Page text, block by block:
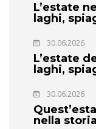
L’estate
laghi,
30.06.2026
L’estate
laghi,
30.06.2026
nella